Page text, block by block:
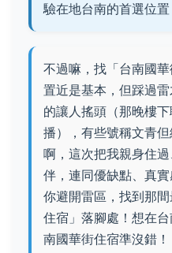
驗在地台南的首選位置
不過嘛，找「台南國
置近是基本，但踩過
的讓人搖頭（那晚樓
播），有些號稱文青
啊，這次把我親身住
伴，連同優缺點、真
你避開雷區，找到那
住宿」落腳處！想在
南國華街住宿準沒錯！